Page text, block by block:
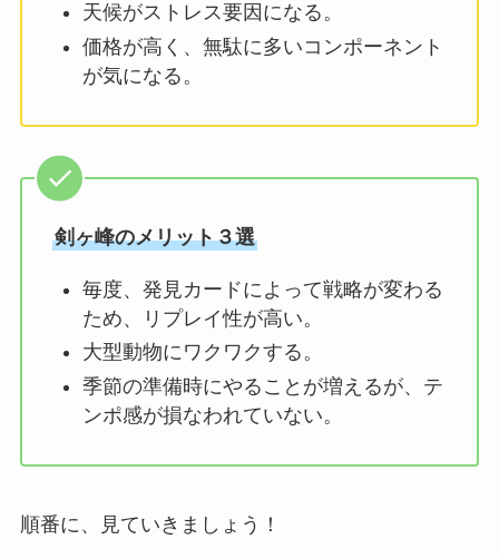
天候がストレス要因になる。
価格が高く、無駄に多いコンポーネント
が気になる。
剣ヶ峰のメリット３選
毎度、発見カードによって戦略が変わる
ため、リプレイ性が高い。
大型動物にワクワクする。
季節の準備時にやることが増えるが、テ
ンポ感が損なわれていない。
順番に、見ていきましょう！